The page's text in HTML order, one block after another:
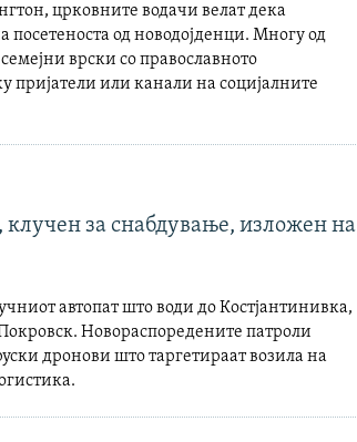
црковните водачи велат дека
посетеноста од новодојденци. Многу од
врски со православното
пријатели или канали на социјалните
клучен за снабдување, изложен на
автопат што води до Костјантинивка,
Новораспоредените патроли
дронови што таргетираат возила на